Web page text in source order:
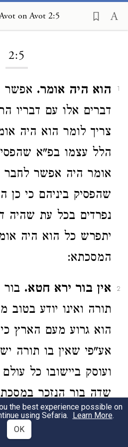
on Avot 2:5
2:5
1 הוא היה אומר. אפשר
דברים אלו עם דבריו
צריך לומר הוא היה
הלל עצמו בפ"א
אומר היה אפשר לחבר
שהפסיק ביניהם כי כן
נפרדים בכל עת שהיה
יתפרש כל הוא היה
המסכתא:
2 אין בור ירא חטא.
תורה ואינו יודע בטוב
הוא גרוע מעם הארץ
אע"פי שאין בו תורה
ועוסק ביישובו כל
שדה בור הנזכר
אוביר ולא אעביד
לא תשם לא תבור
the best experience possible on
using Sefaria. Learn More.
OK